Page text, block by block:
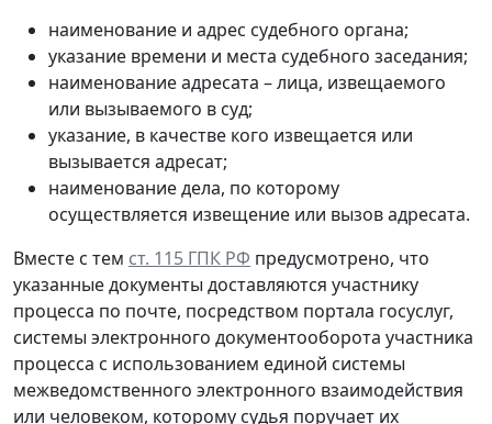
наименование и адрес судебного органа;
указание времени и места судебного заседания;
наименование адресата – лица, извещаемого
или вызываемого в суд;
указание, в качестве кого извещается или
вызывается адресат;
наименование дела, по которому
осуществляется извещение или вызов адресата.
Вместе с тем ст. 115 ГПК РФ предусмотрено, что
указанные документы доставляются участнику
процесса по почте, посредством портала госуслуг,
системы электронного документооборота участника
процесса с использованием единой системы
межведомственного электронного взаимодействия
или человеком, которому судья поручает их